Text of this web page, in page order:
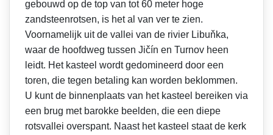
gebouwd op de top van tot 60 meter hoge
zandsteenrotsen, is het al van ver te zien.
Voornamelijk uit de vallei van de rivier Libuňka,
waar de hoofdweg tussen Jičín en Turnov heen
leidt. Het kasteel wordt gedomineerd door een
toren, die tegen betaling kan worden beklommen.
U kunt de binnenplaats van het kasteel bereiken via
een brug met barokke beelden, die een diepe
rotsvallei overspant. Naast het kasteel staat de kerk